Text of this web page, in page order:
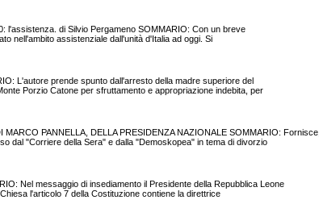
l'assistenza. di Silvio Pergameno SOMMARIO: Con un breve
nell'ambito assistenziale dall'unità d'Italia ad oggi. Si
L'autore prende spunto dall'arresto della madre superiore del
Porzio Catone per sfruttamento e appropriazione indebita, per
PANNELLA, DELLA PRESIDENZA NAZIONALE SOMMARIO: Fornisce,
dal "Corriere della Sera" e dalla "Demoskopea" in tema di divorzio
Nel messaggio di insediamento il Presidente della Repubblica Leone
l'articolo 7 della Costituzione contiene la direttrice